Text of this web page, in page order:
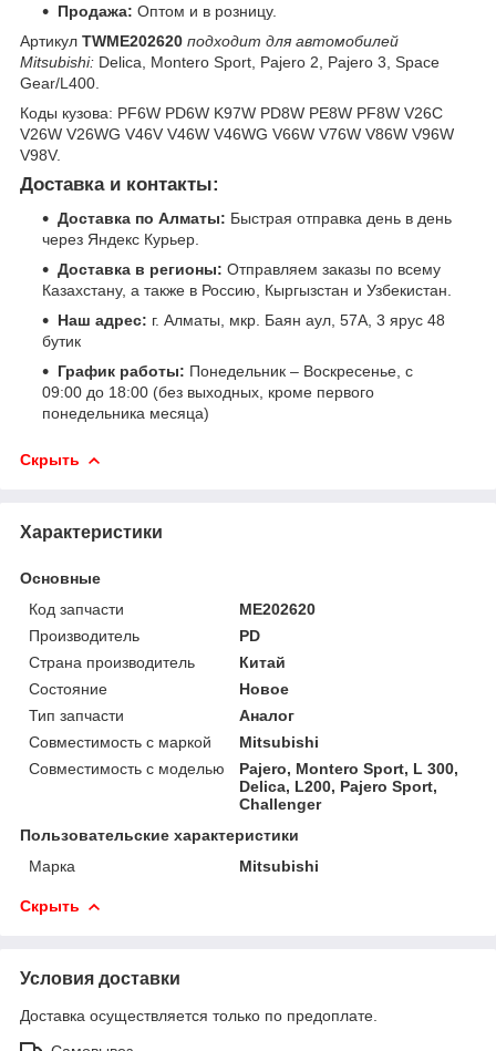
Продажа: Оптом и в розницу.
Артикул TWME202620 подходит для автомобилей
Mitsubishi: Delica, Montero Sport, Pajero 2, Pajero 3, Space
Gear/L400.
Коды кузова: PF6W PD6W K97W PD8W PE8W PF8W V26C
V26W V26WG V46V V46W V46WG V66W V76W V86W V96W
V98V.
Доставка и контакты:
Доставка по Алматы: Быстрая отправка день в день
через Яндекс Курьер.
Доставка в регионы: Отправляем заказы по всему
Казахстану, а также в Россию, Кыргызстан и Узбекистан.
Наш адрес: г. Алматы, мкр. Баян аул, 57А, 3 ярус 48
бутик
График работы: Понедельник – Воскресенье, с
09:00 до 18:00 (без выходных, кроме первого
понедельника месяца)
Скрыть
Характеристики
Основные
Код запчасти
ME202620
Производитель
PD
Страна производитель
Китай
Состояние
Новое
Тип запчасти
Аналог
Совместимость с маркой
Mitsubishi
Совместимость с моделью
Pajero, Montero Sport, L 300,
Delica, L200, Pajero Sport,
Challenger
Пользовательские характеристики
Марка
Mitsubishi
Скрыть
Условия доставки
Доставка осуществляется только по предоплате.